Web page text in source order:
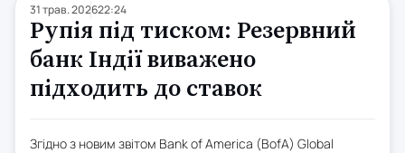
31 трав. 202622:24
Рупія під тиском: Резервний
банк Індії виважено
підходить до ставок
Згідно з новим звітом Bank of America (BofA) Global